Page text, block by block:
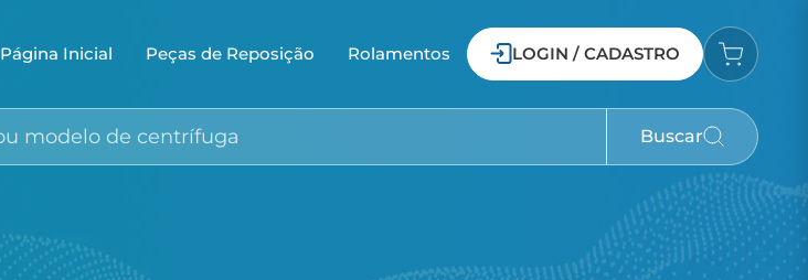
Página Inicial Peças de Reposição Rolamentos LOGIN / CADASTRO
Buscar